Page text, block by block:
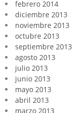
febrero 2014
diciembre 2013
noviembre 2013
octubre 2013
septiembre 2013
agosto 2013
julio 2013
junio 2013
mayo 2013
abril 2013
marzo 2013